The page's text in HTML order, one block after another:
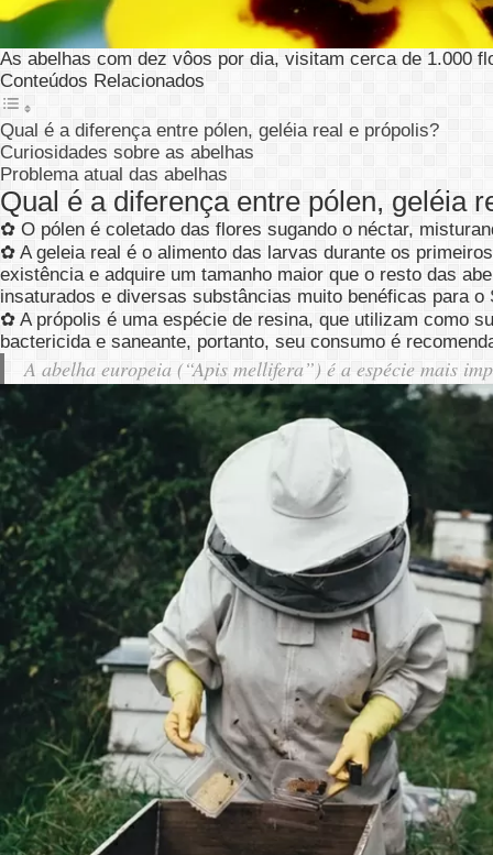
As abelhas com dez vôos por dia, visitam cerca de 1.000
Conteúdos Relacionados
Qual é a diferença entre pólen, geléia real e própolis?
Curiosidades sobre as abelhas
Problema atual das abelhas
Qual é a diferença entre pólen, geléia
✿ O pólen é coletado das flores sugando o néctar,
✿ A geleia real é o alimento das larvas durante os
existência e adquire um tamanho maior que o resto das
insaturados e diversas substâncias muito benéficas para o
✿ A própolis é uma espécie de resina, que utilizam como
bactericida e saneante, portanto, seu consumo é
A abelha europeia (“Apis mellifera”) é a espécie mais